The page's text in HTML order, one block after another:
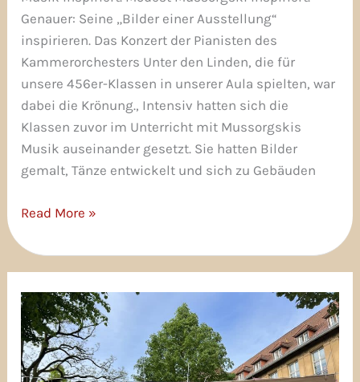
Genauer: Seine „Bilder einer Ausstellung“
inspirieren. Das Konzert der Pianisten des
Kammerorchesters Unter den Linden, die für
unsere 456er-Klassen in unserer Aula spielten, war
dabei die Krönung., Intensiv hatten sich die
Klassen zuvor im Unterricht mit Mussorgskis
Musik auseinander gesetzt. Sie hatten Bilder
gemalt, Tänze entwickelt und sich zu Gebäuden
Read More »
Unterricht
auf
der
Straße